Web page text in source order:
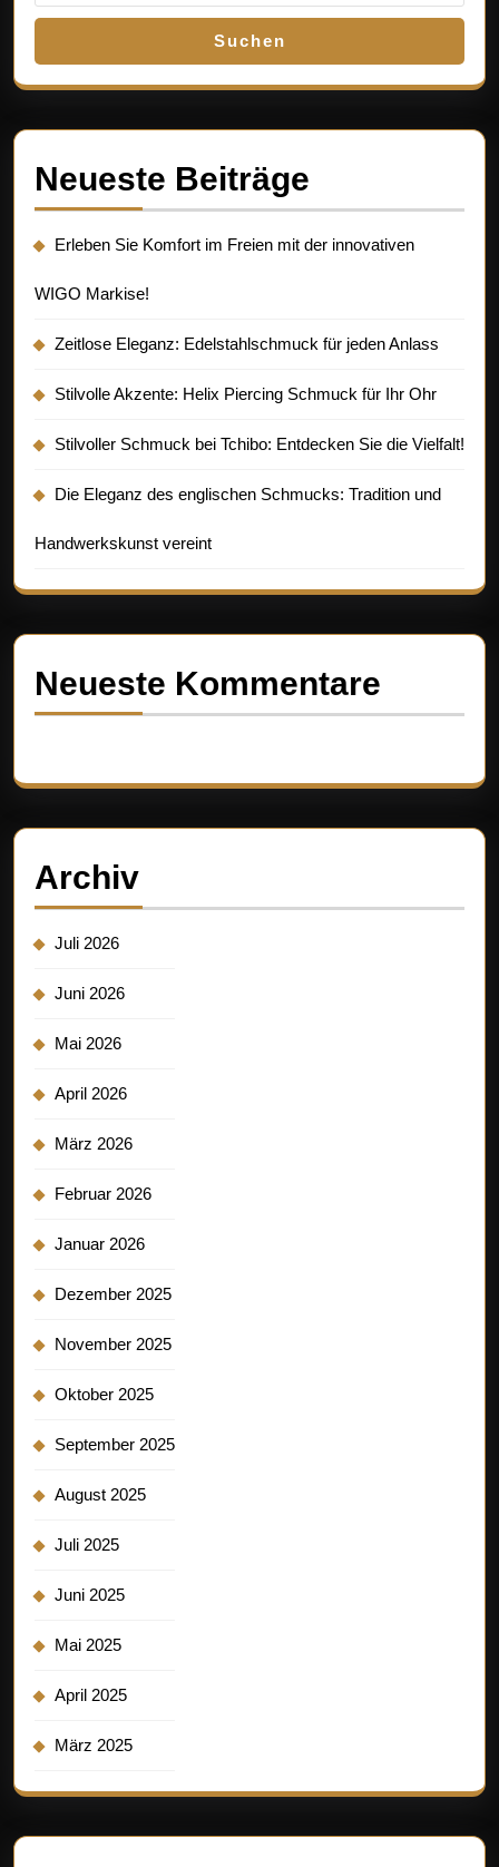
Suchen
Neueste Beiträge
Erleben Sie Komfort im Freien mit der innovativen
WIGO Markise!
Zeitlose Eleganz: Edelstahlschmuck für jeden Anlass
Stilvolle Akzente: Helix Piercing Schmuck für Ihr Ohr
Stilvoller Schmuck bei Tchibo: Entdecken Sie die Vielfalt!
Die Eleganz des englischen Schmucks: Tradition und
Handwerkskunst vereint
Neueste Kommentare
Archiv
Juli 2026
Juni 2026
Mai 2026
April 2026
März 2026
Februar 2026
Januar 2026
Dezember 2025
November 2025
Oktober 2025
September 2025
August 2025
Juli 2025
Juni 2025
Mai 2025
April 2025
März 2025